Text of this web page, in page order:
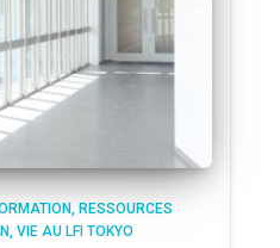
RESSOURCES
VIE AU LFI TOKYO